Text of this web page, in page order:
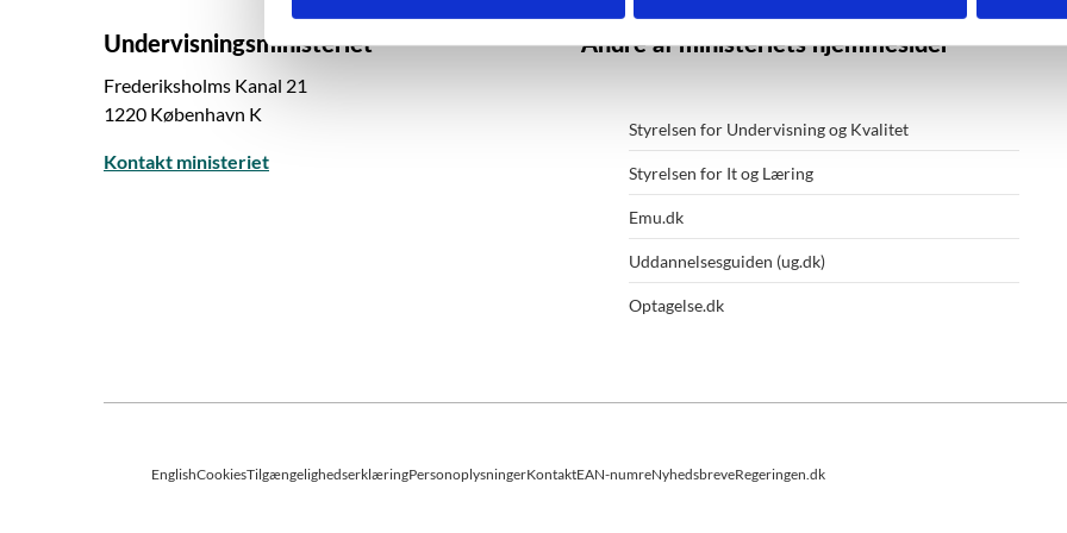
v
Undervisningsministeriet
Frederiksholms Kanal 21
1220 København K
Kontakt ministeriet
Andre af ministeriets hjemmesider
Styrelsen for Undervisning og Kvalitet
Styrelsen for It og Læring
Emu.dk
Uddannelsesguiden (ug.dk)
Optagelse.dk
EnglishCookiesTilgængelighedserklæringPersonoplysningerKontaktEAN-numreNyhedsbreveRegeringen.dk